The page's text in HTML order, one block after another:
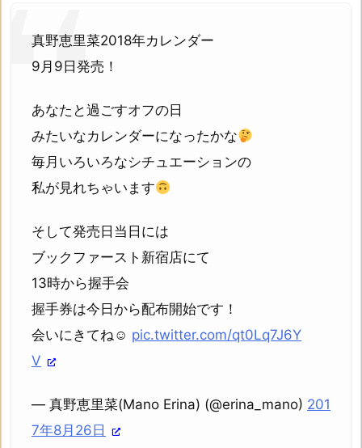
真野恵里菜2018年カレンダー
9月9日発売！
あなたと過ごすオフの日
みたいなカレンダーになったかな
毎月いろいろなシチュエーションの
私が見れちゃいます
そして発売日当日には
ブックファースト新宿店にて
13時から握手会
握手券は今日から配布開始です！
会いにきてね☺ pic.twitter.com/qt0Lq7J6Y
V
— 真野恵里菜(Mano Erina) (@erina_mano) 201
7年8月26日